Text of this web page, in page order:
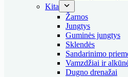
Kita
Žarnos
Jungtys
Guminės jungtys
Sklendės
Sandarinimo
Vamzdžiai ir
Dugno drenažai